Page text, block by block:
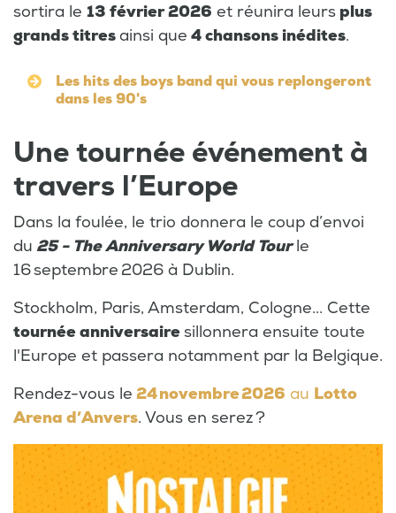
sortira le 13 février 2026 et réunira leurs plus
grands titresainsi que 4 chansons inédites.
Les hits des boys band qui vous replongeront
dans les 90's
Une tournée événement à
travers l’Europe
Dans la foulée, le trio donnera le coup d’envoi
du 25 - The Anniversary World Tourle
16 septembre 2026 à Dublin.
Stockholm, Paris, Amsterdam, Cologne... Cette
tournée anniversairesillonnera ensuite toute
l'Europe et passera notamment par la Belgique.
Rendez-vous le 24 novembre 2026 au Lotto
Arena d’Anvers. Vous en serez ?